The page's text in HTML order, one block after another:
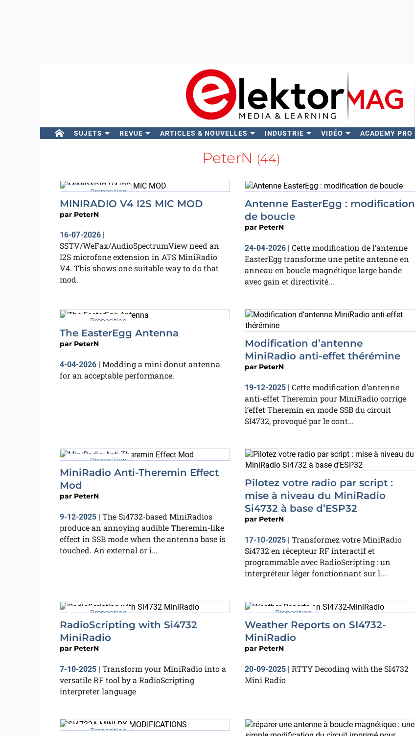
SUJETS REVUE ARTICLES & NOUVELLES INDUSTRIE VIDÉO ACADEMY PRO
PeterN (44)
Proposition
MINIRADIO V4 I2S MIC MOD
par PeterN
16-07-2026|
SSTV/WeFax/AudioSpectrumView need an
I2S microfone extension in ATS MiniRadio
V4. This shows one suitable way to do that
mod.
Antenne EasterEgg : modification
de boucle
par PeterN
24-04-2026 | Cette modification de l’antenne
EasterEgg transforme une petite antenne en
anneau en boucle magnétique large bande
avec gain et directivité...
Proposition
The EasterEgg Antenna
par PeterN
4-04-2026| Modding a mini donut antenna
for an acceptable performance.
Modification d’antenne
MiniRadio anti-effet thérémine
par PeterN
19-12-2025 | Cette modification d’antenne
anti-effet Theremin pour MiniRadio corrige
l’effet Theremin en mode SSB du circuit
SI4732, provoqué par le cont...
Proposition
MiniRadio Anti-Theremin Effect
Mod
par PeterN
9-12-2025| The Si4732-based MiniRadios
produce an annoying audible Theremin-like
effect in SSB mode when the antenna base is
touched. An external or i...
Pilotez votre radio par script :
mise à niveau du MiniRadio
Si4732 à base d’ESP32
par PeterN
17-10-2025 | Transformez votre MiniRadio
Si4732 en récepteur RF interactif et
programmable avec RadioScripting : un
interpréteur léger fonctionnant sur l...
Proposition
RadioScripting with Si4732
MiniRadio
par PeterN
7-10-2025| Transform your MiniRadio into a
versatile RF tool by a RadioScripting
interpreter language
Proposition
Weather Reports on SI4732-
MiniRadio
par PeterN
20-09-2025 | RTTY Decoding with the SI4732
Mini Radio
Proposition